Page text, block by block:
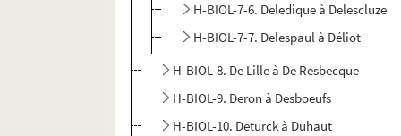
H-BIOL-7-6. Deledique à Delescluze
H-BIOL-7-7. Delespaul à Déliot
H-BIOL-8. De Lille à De Resbecque
H-BIOL-9. Deron à Desboeufs
H-BIOL-10. Deturck à Duhaut